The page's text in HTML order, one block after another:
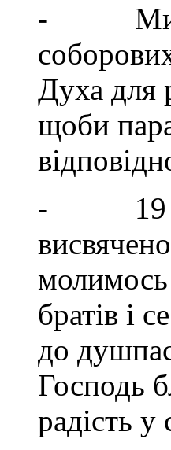
- Ми
Духа для
щоби
- 19
молимось
братів і
до
Господь
радість